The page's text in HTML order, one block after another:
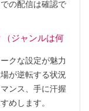
の配信は確認で
ジャンルは何
クな設定が魅力
が逆転する状況
ンス、手に汗握
めします。